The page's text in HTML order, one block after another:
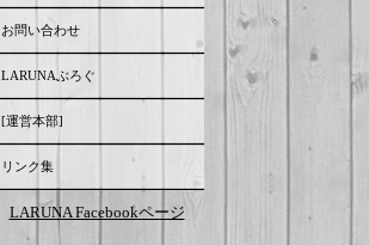
お問い合わせ
LARUNAぶろぐ
[運営本部]
リンク集
LARUNA Facebookページ